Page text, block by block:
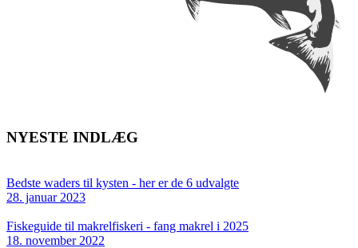
NYESTE INDLÆG
Bedste waders til kysten - her er de 6 udvalgte
28. januar 2023
Fiskeguide til makrelfiskeri - fang makrel i 2025
18. november 2022